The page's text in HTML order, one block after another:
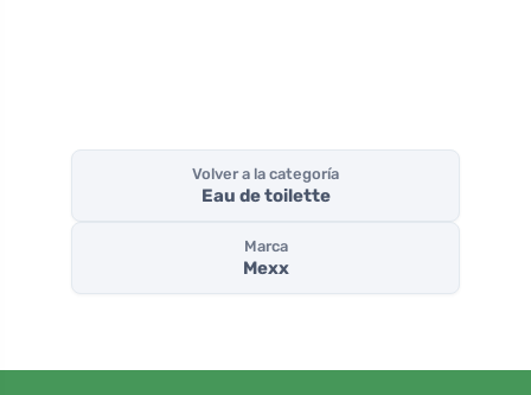
Volver a la categoría
Eau de toilette
Marca
Mexx